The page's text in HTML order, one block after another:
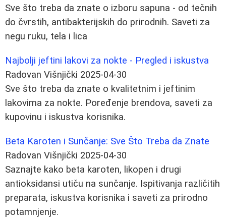
Sve što treba da znate o izboru sapuna - od tečnih
do čvrstih, antibakterijskih do prirodnih. Saveti za
negu ruku, tela i lica
Najbolji jeftini lakovi za nokte - Pregled i iskustva
Radovan Višnjički 2025-04-30
Sve što treba da znate o kvalitetnim i jeftinim
lakovima za nokte. Poređenje brendova, saveti za
kupovinu i iskustva korisnika.
Beta Karoten i Sunčanje: Sve Što Treba da Znate
Radovan Višnjički 2025-04-30
Saznajte kako beta karoten, likopen i drugi
antioksidansi utiču na sunčanje. Ispitivanja različitih
preparata, iskustva korisnika i saveti za prirodno
potamnjenje.